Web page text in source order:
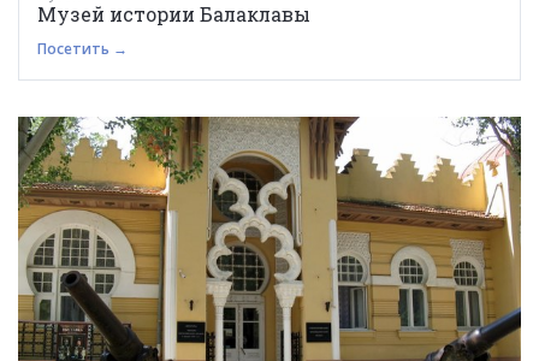
Музей истории Балаклавы
Посетить →